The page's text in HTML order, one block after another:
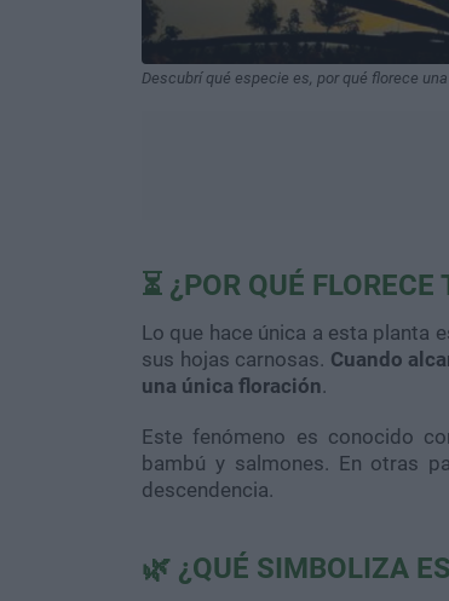
Descubrí qué especie es, por qué florece
⏳ ¿POR QUÉ
Lo que hace única a esta planta
sus hojas carnosas. Cuando
una única floración.
Este fenómeno es conocido
bambú y salmones. En otras
descendencia.
🌿 ¿QUÉ SIMBOLIZA